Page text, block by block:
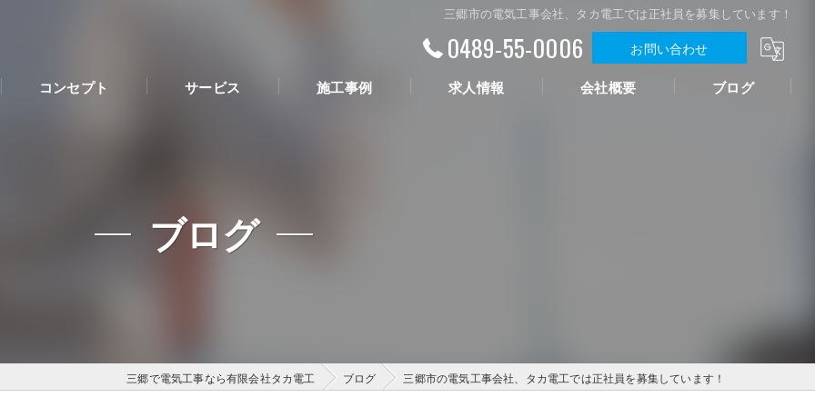
三郷市の電気工事会社、タカ電工では正社員を募集しています！
0489-55-0006 お問い合わせ
コンセプト サービス 施工事例 求人情報 会社概要 ブログ
ブログ
三郷で電気工事なら有限会社タカ電工 ブログ 三郷市の電気工事会社、タカ電工では正社員を募集しています！